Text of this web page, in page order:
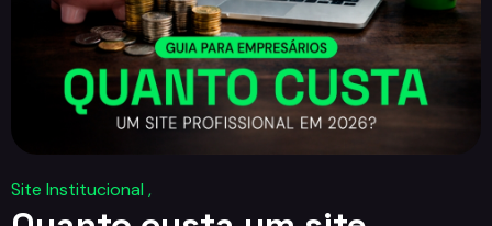
Site Institucional ,